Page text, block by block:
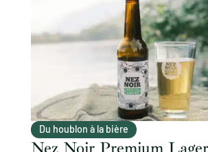
Du houblon à la bière